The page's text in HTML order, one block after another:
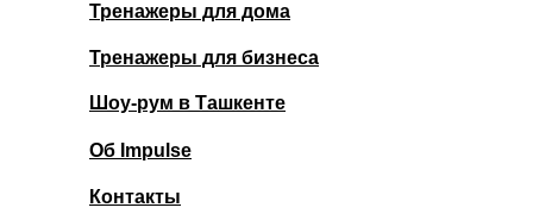
Тренажеры для дома
Тренажеры для бизнеса
Шоу-рум в Ташкенте
Об Impulse
Контакты